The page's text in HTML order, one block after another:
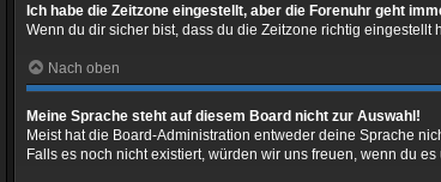
Ich habe die Zeitzone eingestellt, aber die Forenuhr geht
Wenn du dir sicher bist, dass du die Zeitzone richtig eingestellt
Nach oben
Meine Sprache steht auf diesem Board nicht zur Auswahl!
Meist hat die Board-Administration entweder deine Sprache
Falls es noch nicht existiert, würden wir uns freuen, wenn du